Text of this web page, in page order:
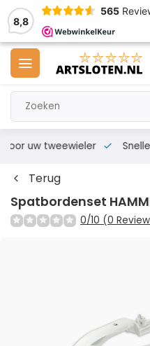
8,8
565
voor uw tweewieler
Terug
Spatbordenset
0/10 (0